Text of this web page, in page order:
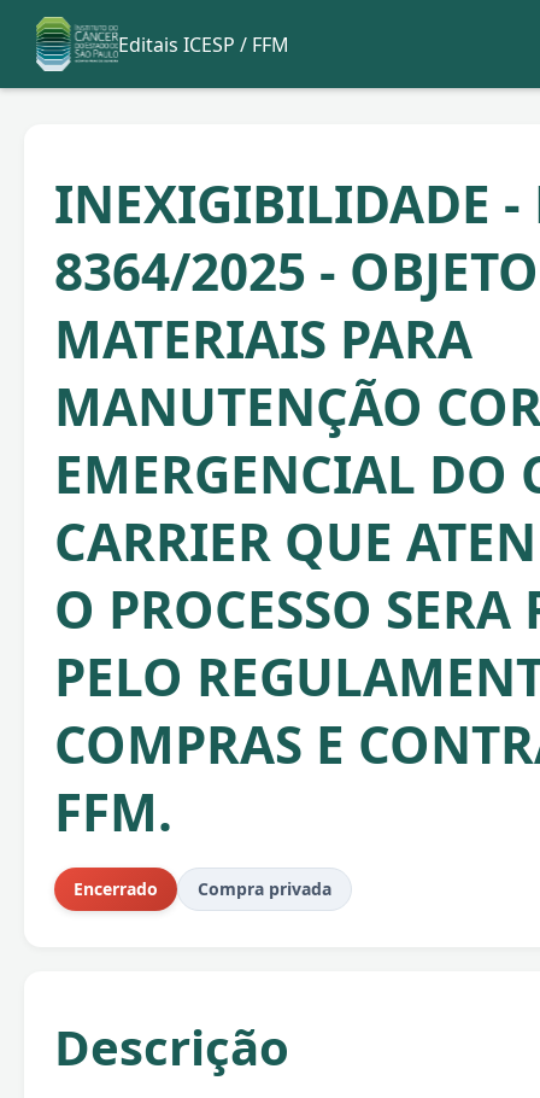
Editais ICESP / FFM
INEXIGIBILIDADE -
8364/2025 -
MATERIAIS PARA
MANUTENÇÃO
EMERGENCIAL DO
CARRIER QUE
O PROCESSO SERA
PELO
COMPRAS E
FFM.
Encerrado Compra privada
Descrição